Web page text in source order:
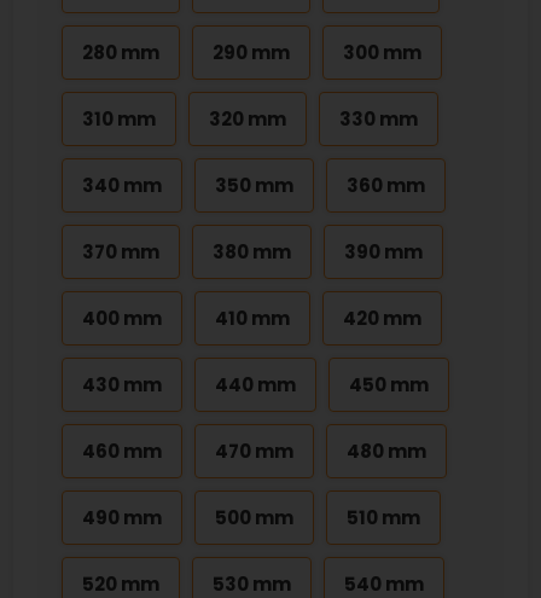
280 mm 290 mm 300 mm
310 mm 320 mm 330 mm
340 mm 350 mm 360 mm
370 mm 380 mm 390 mm
400 mm 410 mm 420 mm
430 mm 440 mm 450 mm
460 mm 470 mm 480 mm
490 mm 500 mm 510 mm
520 mm 530 mm 540 mm